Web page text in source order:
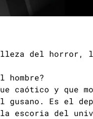
del horror,
hombre?
caótico y que
Es el
escoria del